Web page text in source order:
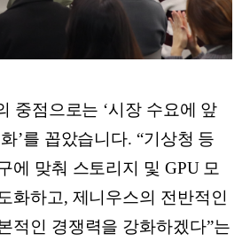
중점으로는 ‘시장 수요에 앞
’를 꼽았습니다. “기상청 등
에 맞춰 스토리지 및 GPU 모
화하고, 제니우스의 전반적인
적인 경쟁력을 강화하겠다”는